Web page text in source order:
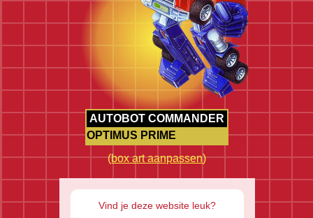
AUTOBOT COMMANDER
OPTIMUS PRIME
(box art aanpassen)
Vind je deze website leuk?